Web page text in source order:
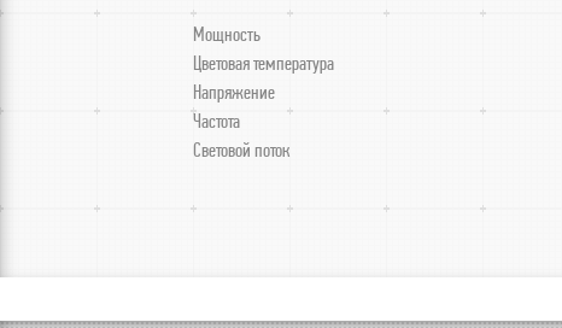
Мощность
Цветовая температура
Напряжение
Частота
Световой поток